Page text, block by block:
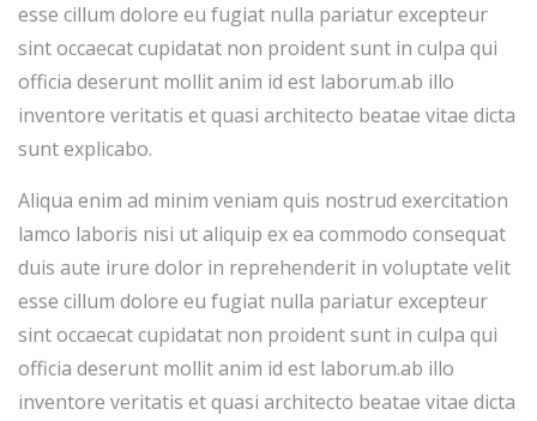
esse cillum dolore eu fugiat nulla pariatur excepteur
sint occaecat cupidatat non proident sunt in culpa qui
officia deserunt mollit anim id est laborum.ab illo
inventore veritatis et quasi architecto beatae vitae dicta
sunt explicabo.
Aliqua enim ad minim veniam quis nostrud exercitation
lamco laboris nisi ut aliquip ex ea commodo consequat
duis aute irure dolor in reprehenderit in voluptate velit
esse cillum dolore eu fugiat nulla pariatur excepteur
sint occaecat cupidatat non proident sunt in culpa qui
officia deserunt mollit anim id est laborum.ab illo
inventore veritatis et quasi architecto beatae vitae dicta